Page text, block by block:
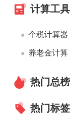
计算工具
个税计算器
养老金计算
热门总榜
热门标签